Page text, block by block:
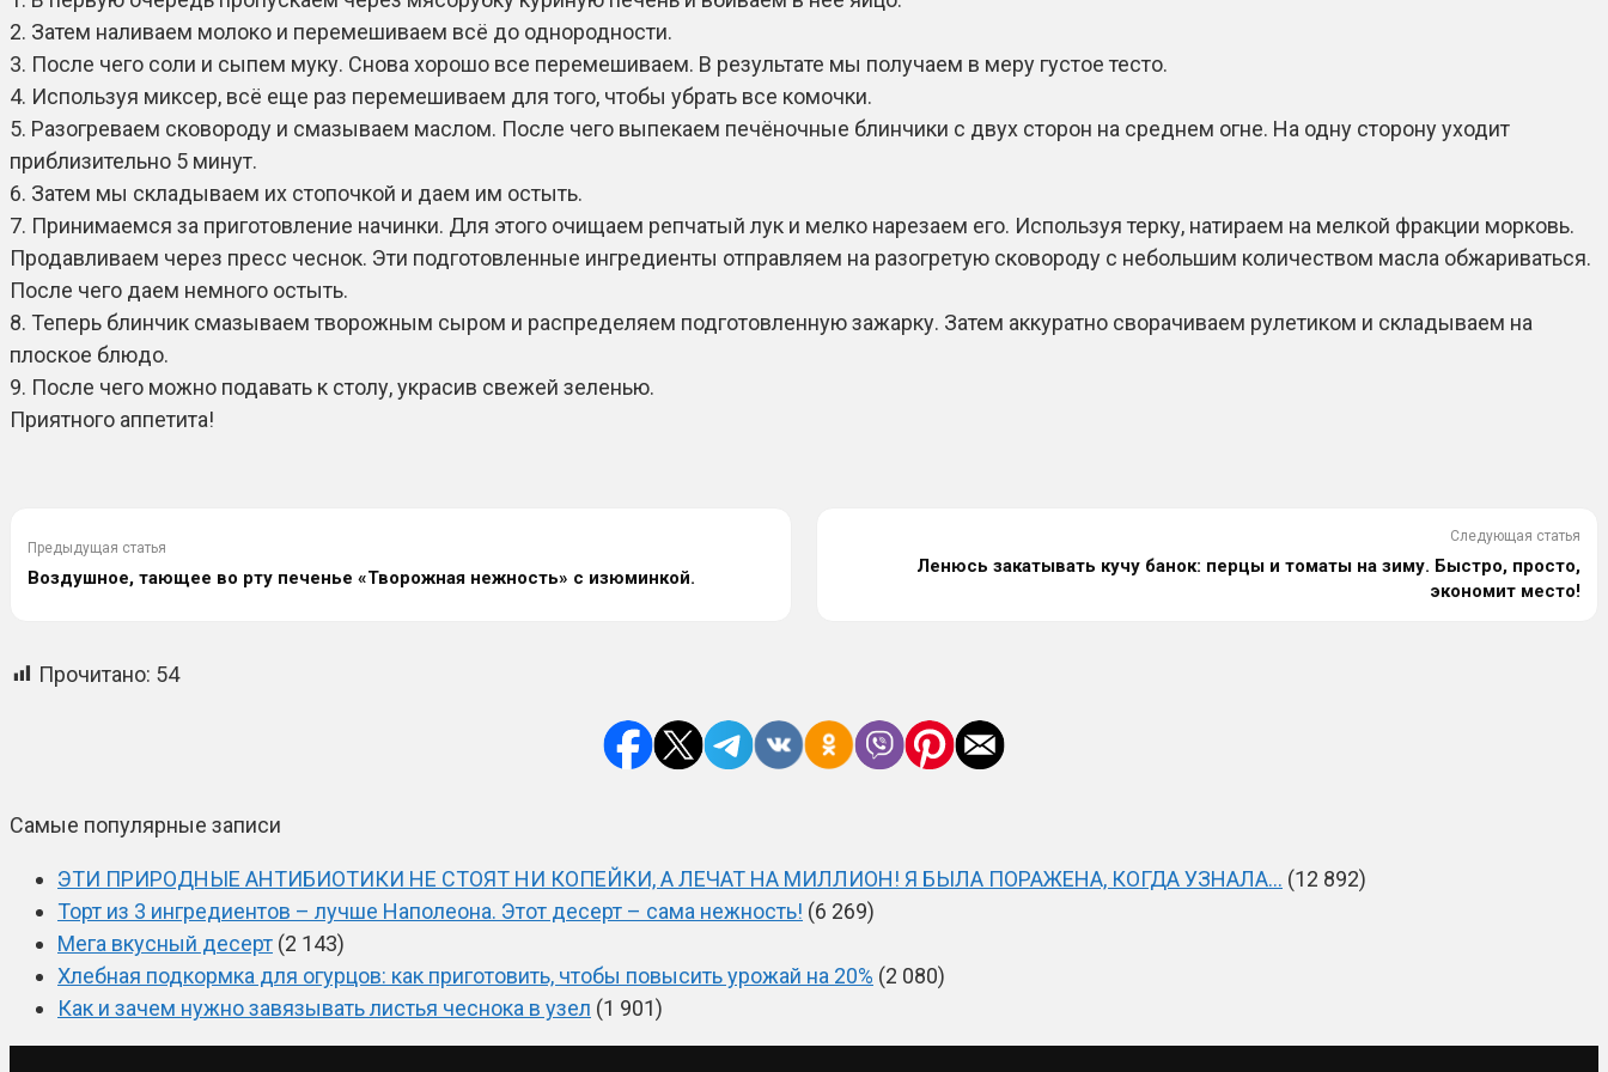
2. Затем наливаем молоко и перемешиваем всё до однородности.
3. После чего соли и сыпем муку. Снова хорошо все перемешиваем. В результате мы получаем в меру густое тесто.
4. Используя миксер, всё еще раз перемешиваем для того, чтобы убрать все комочки.
5. Разогреваем сковороду и смазываем маслом. После чего выпекаем печёночные блинчики с двух сторон на среднем огне. На одну сторону уходит
приблизительно 5 минут.
6. Затем мы складываем их стопочкой и даем им остыть.
7. Принимаемся за приготовление начинки. Для этого очищаем репчатый лук и мелко нарезаем его. Используя терку, натираем на мелкой фракции морковь.
Продавливаем через пресс чеснок. Эти подготовленные ингредиенты отправляем на разогретую сковороду с небольшим количеством масла обжариваться.
После чего даем немного остыть.
8. Теперь блинчик смазываем творожным сыром и распределяем подготовленную зажарку. Затем аккуратно сворачиваем рулетиком и складываем на
плоское блюдо.
9. После чего можно подавать к столу, украсив свежей зеленью.
Приятного аппетита!
Предыдущая статья
Воздушное, тающее во рту печенье «Творожная нежность» с изюминкой.
Следующая статья
Ленюсь закатывать кучу банок: перцы и томаты на зиму. Быстро, просто,
экономит место!
Прочитано: 54
Самые популярные записи
ЭТИ ПРИРОДНЫЕ АНТИБИОТИКИ НЕ СТОЯТ НИ КОПЕЙКИ, А ЛЕЧАТ НА МИЛЛИОН! Я БЫЛА ПОРАЖЕНА, КОГДА УЗНАЛА… (12 892)
Торт из 3 ингредиентов – лучше Наполеона. Этот десерт – сама нежность! (6 269)
Мега вкусный десерт (2 143)
Хлебная подкормка для огурцов: как приготовить, чтобы повысить урожай на 20% (2 080)
Как и зачем нужно завязывать листья чеснока в узел (1 901)